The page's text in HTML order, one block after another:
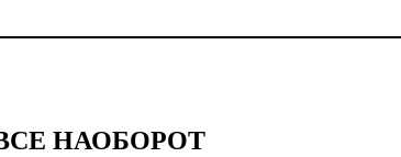
НАОБОРОТ